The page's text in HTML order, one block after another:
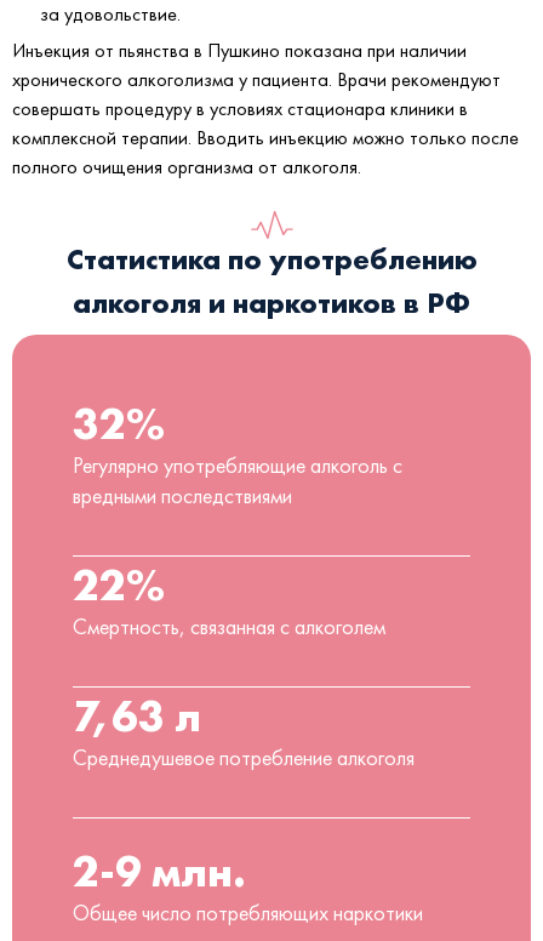
за удовольствие.
Инъекция от пьянства в Пушкино показана при наличии
хронического алкоголизма у пациента. Врачи рекомендуют
совершать процедуру в условиях стационара клиники в
комплексной терапии. Вводить инъекцию можно только после
полного очищения организма от алкоголя.
Статистика по употреблению
алкоголя и наркотиков в РФ
32%
Регулярно употребляющие алкоголь с
вредными последствиями
22%
Смертность, связанная с алкоголем
7,63 л
Среднедушевое потребление алкоголя
2-9 млн.
Общее число потребляющих наркотики